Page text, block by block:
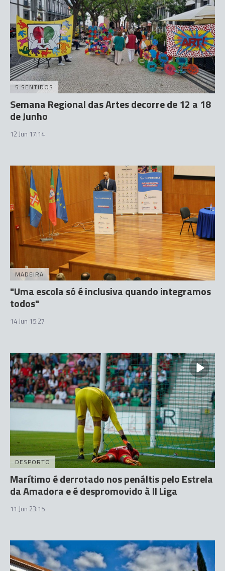
5 SENTIDOS
Semana Regional das Artes decorre de 12 a 18
de Junho
12 Jun 17:14
MADEIRA
"Uma escola só é inclusiva quando integramos
todos"
14 Jun 15:27
DESPORTO
Marítimo é derrotado nos penáltis pelo Estrela
da Amadora e é despromovido à II Liga
11 Jun 23:15